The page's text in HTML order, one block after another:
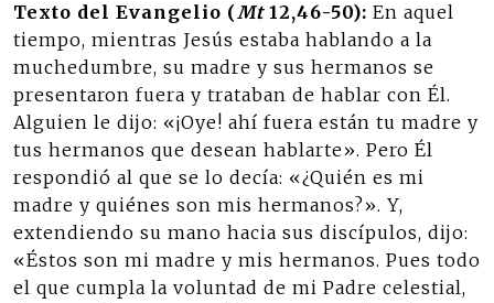
Texto del Evangelio (Mt12,46-50): En aquel
tiempo, mientras Jesús estaba hablando a la
muchedumbre, su madre y sus hermanos se
presentaron fuera y trataban de hablar con Él.
Alguien le dijo: «¡Oye! ahí fuera están tu madre y
tus hermanos que desean hablarte». Pero Él
respondió al que se lo decía: «¿Quién es mi
madre y quiénes son mis hermanos?». Y,
extendiendo su mano hacia sus discípulos, dijo:
«Éstos son mi madre y mis hermanos. Pues todo
el que cumpla la voluntad de mi Padre celestial,